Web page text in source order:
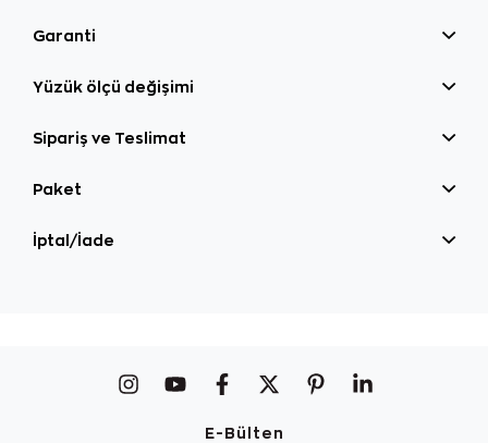
Garanti
Yüzük ölçü değişimi
Sipariş ve Teslimat
Paket
İptal/İade
E-Bülten